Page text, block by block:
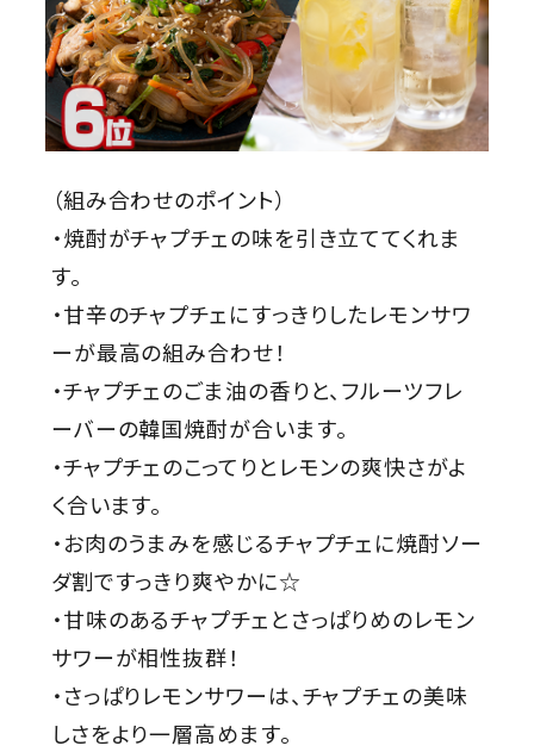
（組み合わせのポイント）
・焼酎がチャプチェの味を引き立ててくれま
す。
・甘辛のチャプチェにすっきりしたレモンサワ
ーが最高の組み合わせ！
・チャプチェのごま油の香りと、フルーツフレ
ーバーの韓国焼酎が合います。
・チャプチェのこってりとレモンの爽快さがよ
く合います。
・お肉のうまみを感じるチャプチェに焼酎ソー
ダ割ですっきり爽やかに☆
・甘味のあるチャプチェとさっぱりめのレモン
サワーが相性抜群！
・さっぱりレモンサワーは、チャプチェの美味
しさをより一層高めます。